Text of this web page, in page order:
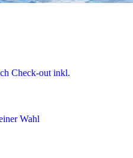
Check-out inkl.
Wahl